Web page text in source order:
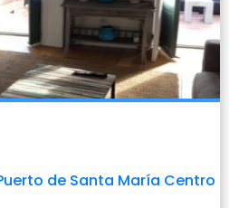
de Santa María Centro